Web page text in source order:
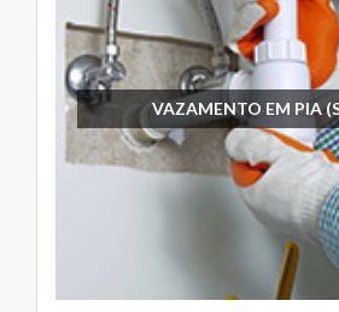
VAZAMENTO EM PIA